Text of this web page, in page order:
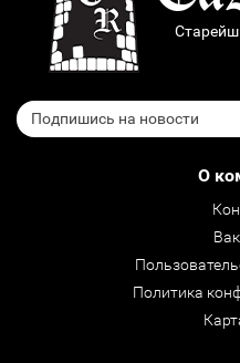
О
Политика